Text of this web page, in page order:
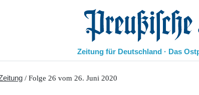
Preußische Allgemeine Zeitung
Zeitung für Deutschland · Das
/ Folge 26 vom 26. Juni 2020